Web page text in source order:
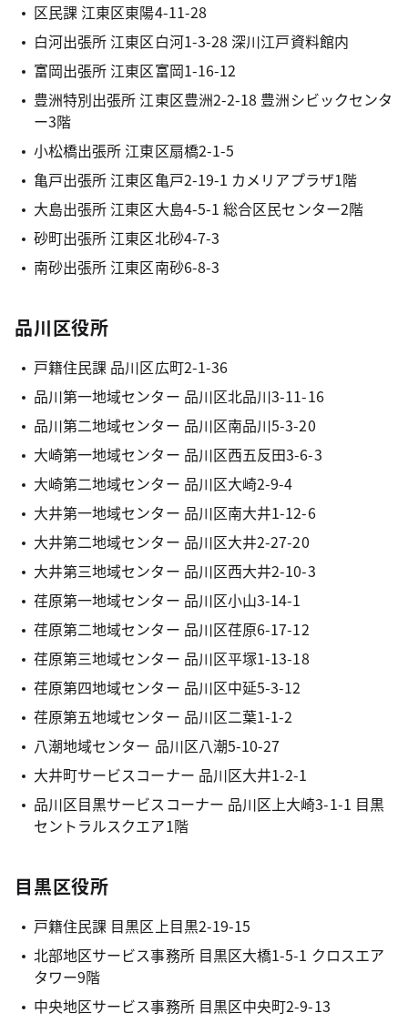
区民課 江東区東陽4-11-28
白河出張所 江東区白河1-3-28 深川江戸資料館内
富岡出張所 江東区富岡1-16-12
豊洲特別出張所 江東区豊洲2-2-18 豊洲シビックセンタ
ー3階
小松橋出張所 江東区扇橋2-1-5
亀戸出張所 江東区亀戸2-19-1 カメリアプラザ1階
大島出張所 江東区大島4-5-1 総合区民センター2階
砂町出張所 江東区北砂4-7-3
南砂出張所 江東区南砂6-8-3
品川区役所
戸籍住民課 品川区広町2-1-36
品川第一地域センター 品川区北品川3-11-16
品川第二地域センター 品川区南品川5-3-20
大崎第一地域センター 品川区西五反田3-6-3
大崎第二地域センター 品川区大崎2-9-4
大井第一地域センター 品川区南大井1-12-6
大井第二地域センター 品川区大井2-27-20
大井第三地域センター 品川区西大井2-10-3
荏原第一地域センター 品川区小山3-14-1
荏原第二地域センター 品川区荏原6-17-12
荏原第三地域センター 品川区平塚1-13-18
荏原第四地域センター 品川区中延5-3-12
荏原第五地域センター 品川区二葉1-1-2
八潮地域センター 品川区八潮5-10-27
大井町サービスコーナー 品川区大井1-2-1
品川区目黒サービスコーナー 品川区上大崎3-1-1 目黒
セントラルスクエア1階
目黒区役所
戸籍住民課 目黒区上目黒2-19-15
北部地区サービス事務所 目黒区大橋1-5-1 クロスエア
タワー9階
中央地区サービス事務所 目黒区中央町2-9-13